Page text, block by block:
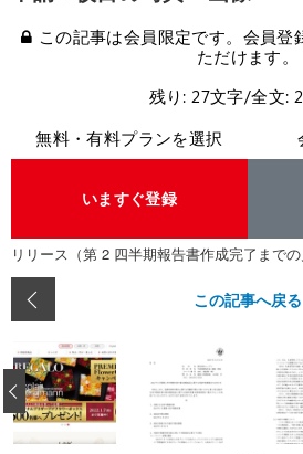
この記事は会員限定です。会員登
ただけます。
残り: 27文字/全文:
無料・有料プランを選択
いますぐ登録
リリース（第 2 四半期報告書作成完了までの
この記事へ戻る
‹